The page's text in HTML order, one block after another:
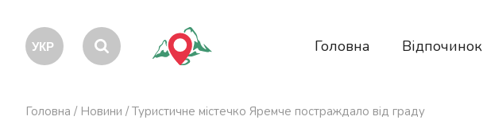
Головна Відпочинок
Головна / Новини /Туристичне містечко Яремче постраждало від граду